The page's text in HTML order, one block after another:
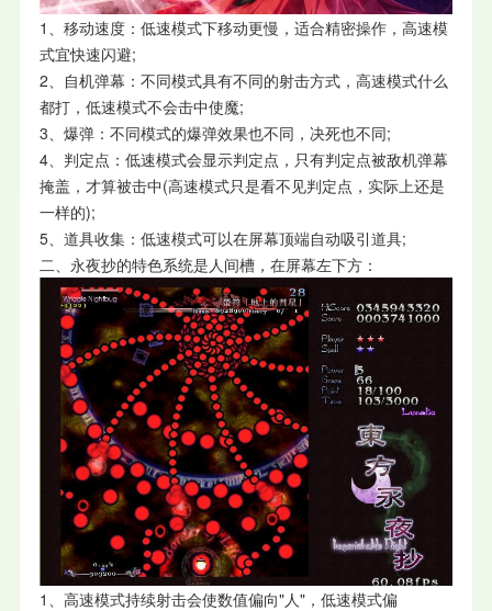
1、移动速度：低速模式下移动更慢，适合精密操作，高速模
式宜快速闪避;
2、自机弹幕：不同模式具有不同的射击方式，高速模式什么
都打，低速模式不会击中使魔;
3、爆弹：不同模式的爆弹效果也不同，决死也不同;
4、判定点：低速模式会显示判定点，只有判定点被敌机弹幕
掩盖，才算被击中(高速模式只是看不见判定点，实际上还是
一样的);
5、道具收集：低速模式可以在屏幕顶端自动吸引道具;
二、永夜抄的特色系统是人间槽，在屏幕左下方：
1、高速模式持续射击会使数值偏向"人"，低速模式偏